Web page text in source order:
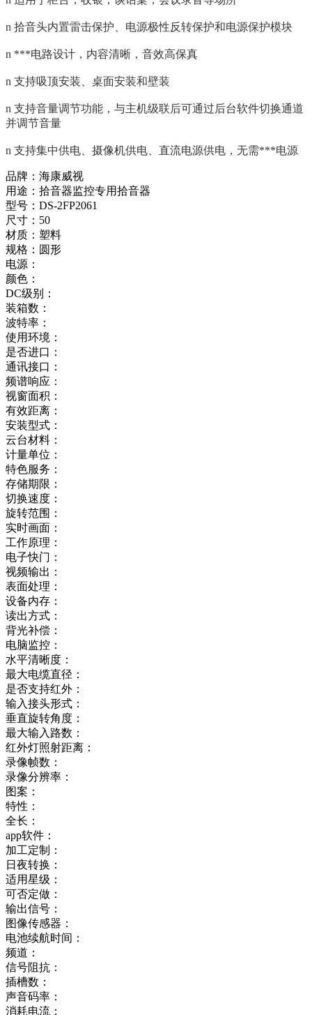
n 拾音头内置雷击保护、电源极性反转保护和电源保护模块
n ***电路设计，内容清晰，音效高保真
n 支持吸顶安装、桌面安装和壁装
n 支持音量调节功能，与主机级联后可通过后台软件切换通道
并调节音量
n 支持集中供电、摄像机供电、直流电源供电，无需***电源
品牌：海康威视
用途：拾音器监控专用拾音器
型号：DS-2FP2061
尺寸：50
材质：塑料
规格：圆形
电源：
颜色：
DC级别：
装箱数：
波特率：
使用环境：
是否进口：
通讯接口：
频谱响应：
视窗面积：
有效距离：
安装型式：
云台材料：
计量单位：
特色服务：
存储期限：
切换速度：
旋转范围：
实时画面：
工作原理：
电子快门：
视频输出：
表面处理：
设备内存：
读出方式：
背光补偿：
电脑监控：
水平清晰度：
最大电缆直径：
是否支持红外：
输入接头形式：
垂直旋转角度：
最大输入路数：
红外灯照射距离：
录像帧数：
录像分辨率：
图案：
特性：
全长：
app软件：
加工定制：
日夜转换：
适用星级：
可否定做：
输出信号：
图像传感器：
电池续航时间：
频道：
信号阻抗：
插槽数：
声音码率：
消耗电流：